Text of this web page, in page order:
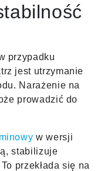
przypadku
jest utrzymanie
Narażenie na
prowadzić do
w wersji
stabilizuje
przekłada się na